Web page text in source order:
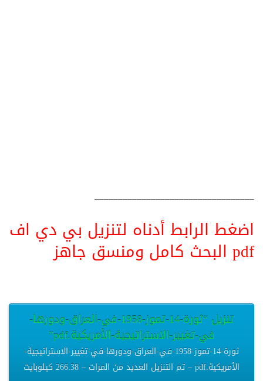
__________________________________
اضغط الرابط أدناه لتنزيل بي دي اف
pdf البحث كامل ومنسق جاهز
تنزيل “ثورة-14-تموز-1958-في-العراق-ودورها-
في-تغيير-الاستراتيجية-الأمريكية.pdf”
ثورة-14-تموز-1958-في-العراق-ودورها-في-تغيير-الاستراتيجية-
الأمريكية.pdf – تم التنزيل العديد من المرات – 266.38 كيلوبايت